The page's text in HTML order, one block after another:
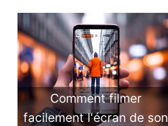
Comment filmer
facilement l'écran de son